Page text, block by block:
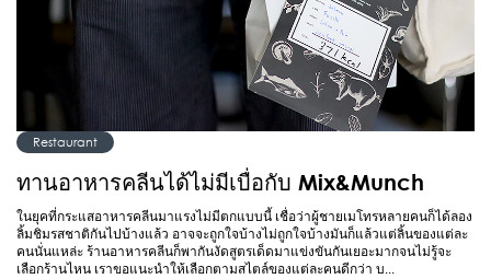
Restaurant
ทานอาหารคลีนได้ไม่มีเบื่อกับ Mix&Munch
ในยุคที่กระแสอาหารคลีนมาแรงไม่มีตกแบบนี้ เชื่อว่าผู้ชายเมโทรหลายคนก็ได้ลอง
ลิ้มชิมรสชาติกันไปบ้างแล้ว อาจจะถูกใจบ้างไม่ถูกใจบ้างมันก็แล้วแต่ลิ้นของแต่ละ
คนนั่นแหล่ะ ร้านอาหารคลีนก็พากันงัดสูตรเด็ดมาแข่งขันกันเยอะมากจนไม่รู้จะ
เลือกร้านไหน เราขอแนะนำให้เลือกตามสไตล์ของแต่ละคนดีกว่า บ...